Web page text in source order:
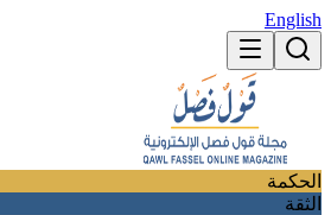
English
الحكمة
الثقة